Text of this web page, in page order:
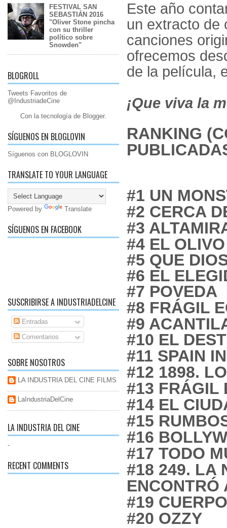
FESTIVAL SAN
SEBASTIÁN 2016
"Oliver Stone pincha
con su thriller
político sobre
Snowden"
BLOGROLL
Tweets Favoritos de
@IndustriadeCine
Con la tecnología de Blogger.
SÍGUENOS EN BLOGLOVIN
Síguenos con BLOGLOVIN
TRANSLATE TO YOUR LANGUAGE
Powered by Translate
SÍGUENOS EN FACEBOOK
SUSCRIBIRSE A INDUSTRIADELCINE
Entradas
Comentarios
SOBRE NOSOTROS
LA INDUSTRIA DEL CINE FILMS
LaIndustriaDelCine
LA INDUSTRIA DEL CINE
-
RECENT COMMENTS
Este año
un extracto de
canciones
ofrecemos
de la película,
¡Que viva la
RANKING
#1 UN
#2 CERCA
#3
#4 EL OLIVO
#5 QUE
#6 EL
#7 POVEDA
#8 FRÁGIL
#9
#10 EL
#11 SPAIN
#12 1898.
#13 FRÁGIL
#14 EL
#15
#16
#17 TODO
#18 249. LA
#19
#20 OZZY